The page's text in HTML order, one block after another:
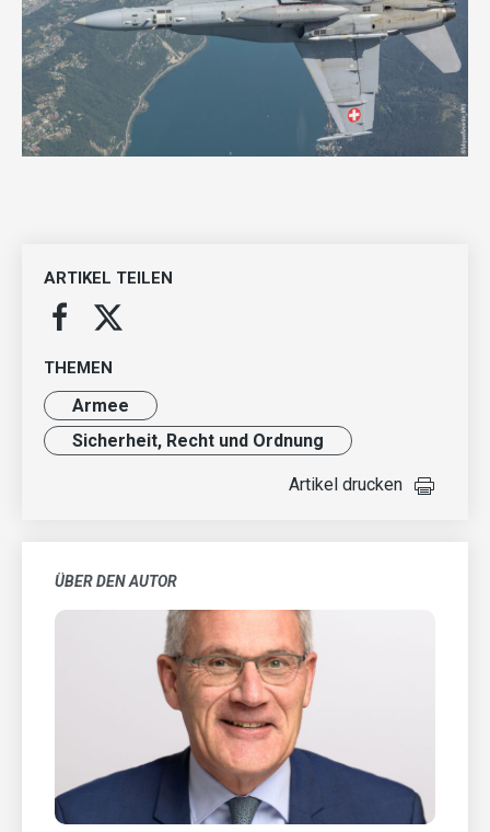
ARTIKEL TEILEN
THEMEN
Armee
Sicherheit, Recht und Ordnung
Artikel drucken
ÜBER DEN AUTOR